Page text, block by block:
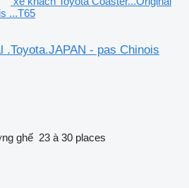
...T65
.Toyota.JAPAN - pas Chinois
ghế 23 à 30 places